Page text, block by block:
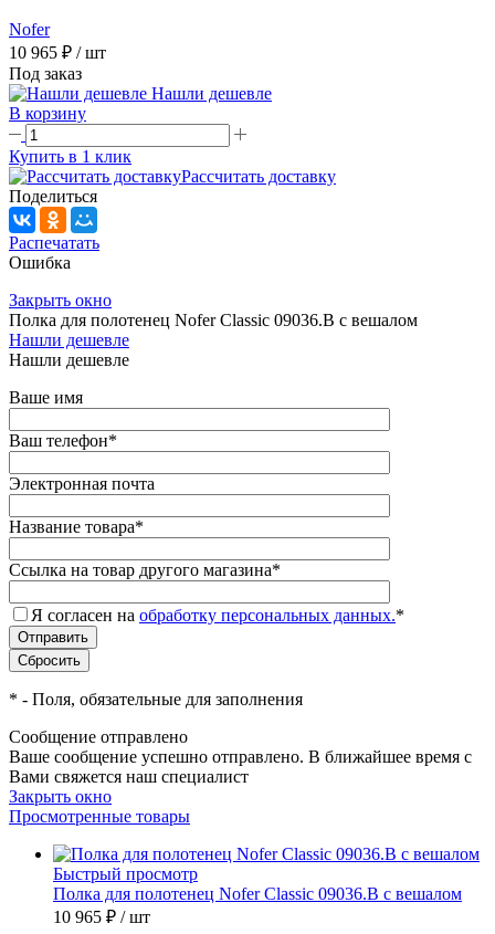
Nofer
10 965 ₽ / шт
Под заказ
Нашли дешевле
В корзину
Купить в 1 клик
Рассчитать доставку
Поделиться
Распечатать
Ошибка
Закрыть окно
Полка для полотенец Nofer Classic 09036.B с вешалом
Нашли дешевле
Нашли дешевле
Ваше имя
Ваш телефон*
Электронная почта
Название товара*
Ссылка на товар другого магазина*
Я согласен на обработку персональных данных.*
* - Поля, обязательные для заполнения
Сообщение отправлено
Ваше сообщение успешно отправлено. В ближайшее время с
Вами свяжется наш специалист
Закрыть окно
Просмотренные товары
Быстрый просмотр
Полка для полотенец Nofer Classic 09036.B с вешалом
10 965 ₽ / шт